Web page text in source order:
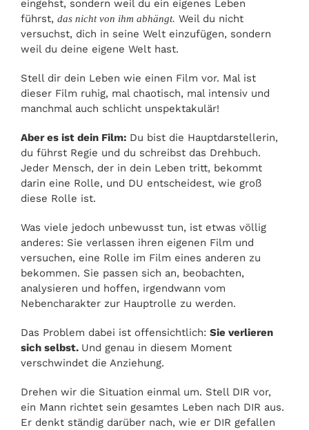
eingehst, sondern weil du ein eigenes Leben
führst, das nicht von ihm abhängt. Weil du nicht
versuchst, dich in seine Welt einzufügen, sondern
weil du deine eigene Welt hast.
Stell dir dein Leben wie einen Film vor. Mal ist
dieser Film ruhig, mal chaotisch, mal intensiv und
manchmal auch schlicht unspektakulär!
Aber es ist dein Film: Du bist die Hauptdarstellerin,
du führst Regie und du schreibst das Drehbuch.
Jeder Mensch, der in dein Leben tritt, bekommt
darin eine Rolle, und DU entscheidest, wie groß
diese Rolle ist.
Was viele jedoch unbewusst tun, ist etwas völlig
anderes: Sie verlassen ihren eigenen Film und
versuchen, eine Rolle im Film eines anderen zu
bekommen. Sie passen sich an, beobachten,
analysieren und hoffen, irgendwann vom
Nebencharakter zur Hauptrolle zu werden.
Das Problem dabei ist offensichtlich: Sie verlieren
sich selbst. Und genau in diesem Moment
verschwindet die Anziehung.
Drehen wir die Situation einmal um. Stell DIR vor,
ein Mann richtet sein gesamtes Leben nach DIR aus.
Er denkt ständig darüber nach, wie er DIR gefallen